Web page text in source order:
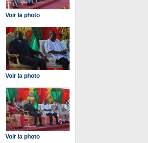
Voir la photo
Voir la photo
Voir la photo